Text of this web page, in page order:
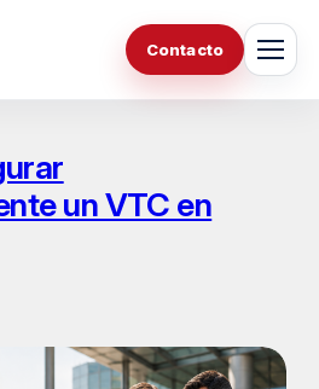
Contacto
un VTC en